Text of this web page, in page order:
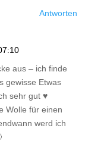
Antworten
aus – ich finde
gewisse Etwas
sehr gut ♥
Wolle für einen
werd ich